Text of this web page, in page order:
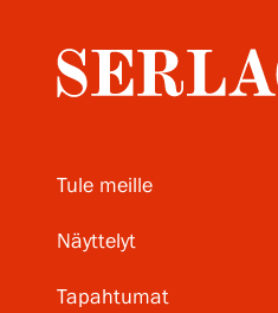
Tule meille
Näyttelyt
Tapahtumat